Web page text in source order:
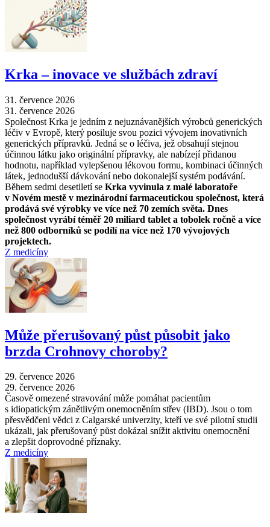
Krka –⁠ inovace ve službách zdraví
31. července 2026
31. července 2026
Společnost Krka je jedním z nejuznávanějších výrobců generických
léčiv v Evropě, který posiluje svou pozici vývojem inovativních
generických přípravků. Jedná se o léčiva, jež obsahují stejnou
účinnou látku jako originální přípravky, ale nabízejí přidanou
hodnotu, například vylepšenou lékovou formu, kombinaci účinných
látek, jednodušší dávkování nebo dokonalejší systém podávání.
Během sedmi desetiletí se Krka vyvinula z malé laboratoře
v Novém mestě v mezinárodní farmaceutickou společnost, která
prodává své výrobky ve více než 70 zemích světa. Dnes
společnost vyrábí téměř 20 miliard tablet a tobolek ročně a více
než 800 odborníků se podílí na více než 170 vývojových
projektech.
Z medicíny
Může přerušovaný půst působit jako
brzda Crohnovy choroby?
29. července 2026
29. července 2026
Časově omezené stravování může pomáhat pacientům
s idiopatickým zánětlivým onemocněním střev (IBD). Jsou o tom
přesvědčeni vědci z Calgarské univerzity, kteří ve své pilotní studii
ukázali, jak přerušovaný půst dokázal snížit aktivitu onemocnění
a zlepšit doprovodné příznaky.
Z medicíny